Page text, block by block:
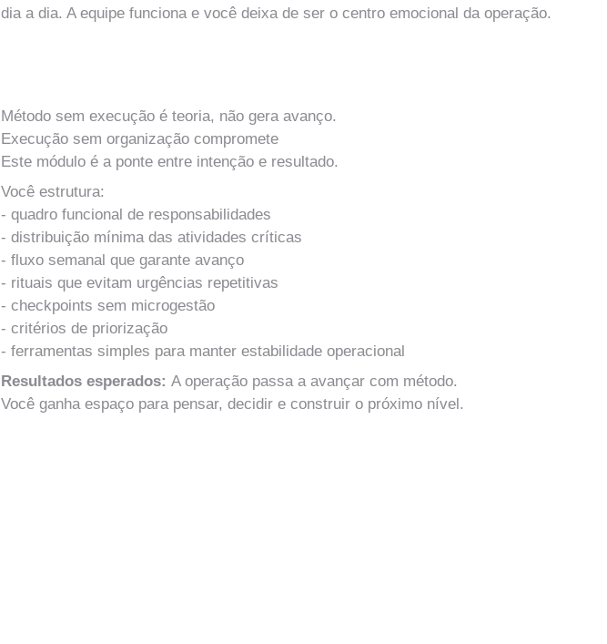
dia a dia. A equipe funciona e você deixa de ser o centro emocional da operação.
Método sem execução é teoria, não gera avanço.
Execução sem organização compromete
Este módulo é a ponte entre intenção e resultado.
Você estrutura:
- quadro funcional de responsabilidades
- distribuição mínima das atividades críticas
- fluxo semanal que garante avanço
- rituais que evitam urgências repetitivas
- checkpoints sem microgestão
- critérios de priorização
- ferramentas simples para manter estabilidade operacional
Resultados esperados: A operação passa a avançar com método.
Você ganha espaço para pensar, decidir e construir o próximo nível.